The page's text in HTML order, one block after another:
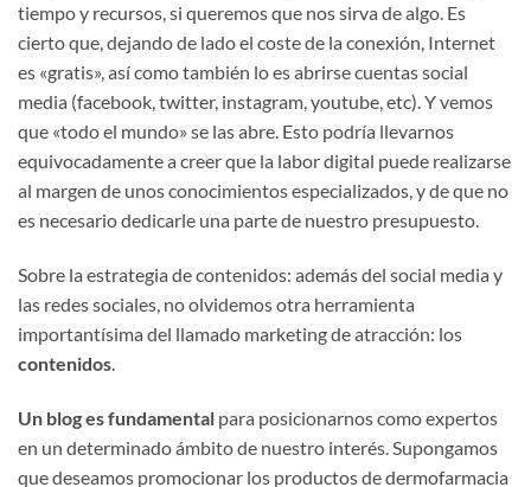
tiempo y recursos, si queremos que nos sirva de algo. Es
cierto que, dejando de lado el coste de la conexión, Internet
es «gratis», así como también lo es abrirse cuentas social
media (facebook, twitter, instagram, youtube, etc). Y vemos
que «todo el mundo» se las abre. Esto podría llevarnos
equivocadamente a creer que la labor digital puede realizarse
al margen de unos conocimientos especializados, y de que no
es necesario dedicarle una parte de nuestro presupuesto.
Sobre la estrategia de contenidos: además del social media y
las redes sociales, no olvidemos otra herramienta
importantísima del llamado marketing de atracción: los
contenidos.
Un blog es fundamental para posicionarnos como expertos
en un determinado ámbito de nuestro interés. Supongamos
que deseamos promocionar los productos de dermofarmacia